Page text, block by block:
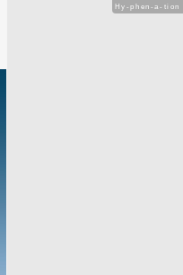
Hy-phen-a-tion